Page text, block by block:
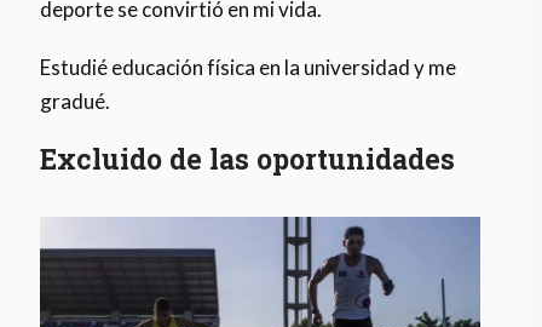
deporte se convirtió en mi vida.
Estudié educación física en la universidad y me
gradué.
Excluido de las oportunidades